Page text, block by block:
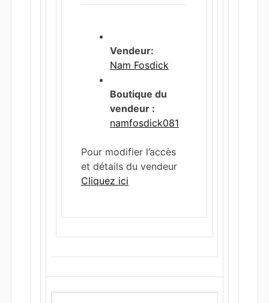
Vendeur:
Nam Fosdick
Boutique du
vendeur :
namfosdick081
Pour modifier l’accès
et détails du vendeur
Cliquez ici